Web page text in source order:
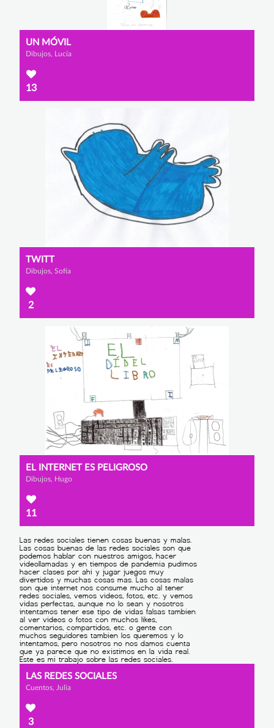
UN MÓVIL
Dibujos, Lucía
13
TWITT
Dibujos, Sofía
2
EL INTERNET ES PELIGROSO
Dibujos, Hugo
11
LAS REDES SOCIALES
Cuentos, Julia
3